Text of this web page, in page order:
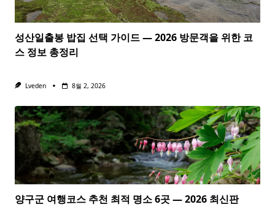
성산일출봉 밥집 선택 가이드 — 2026 방문객을 위한 코
스 정보 총정리
Lveden 8월 2, 2026
양구군 여행코스 추천 최적 명소 6곳 — 2026 최신판